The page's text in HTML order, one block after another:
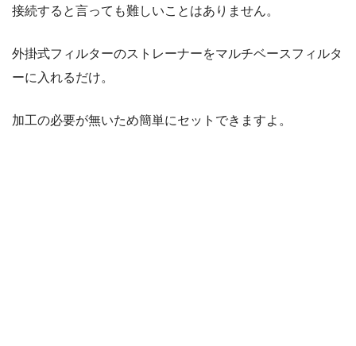
接続すると言っても難しいことはありません。
外掛式フィルターのストレーナーをマルチベースフィルタ
ーに入れるだけ。
加工の必要が無いため簡単にセットできますよ。